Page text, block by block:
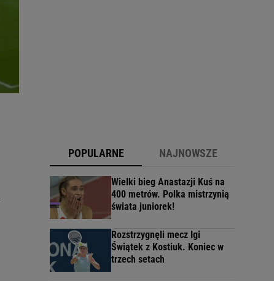
POPULARNE NAJNOWSZE
Wielki bieg Anastazji Kuś na
400 metrów. Polka mistrzynią
świata juniorek!
Rozstrzygnęli mecz Igi
Świątek z Kostiuk. Koniec w
trzech setach